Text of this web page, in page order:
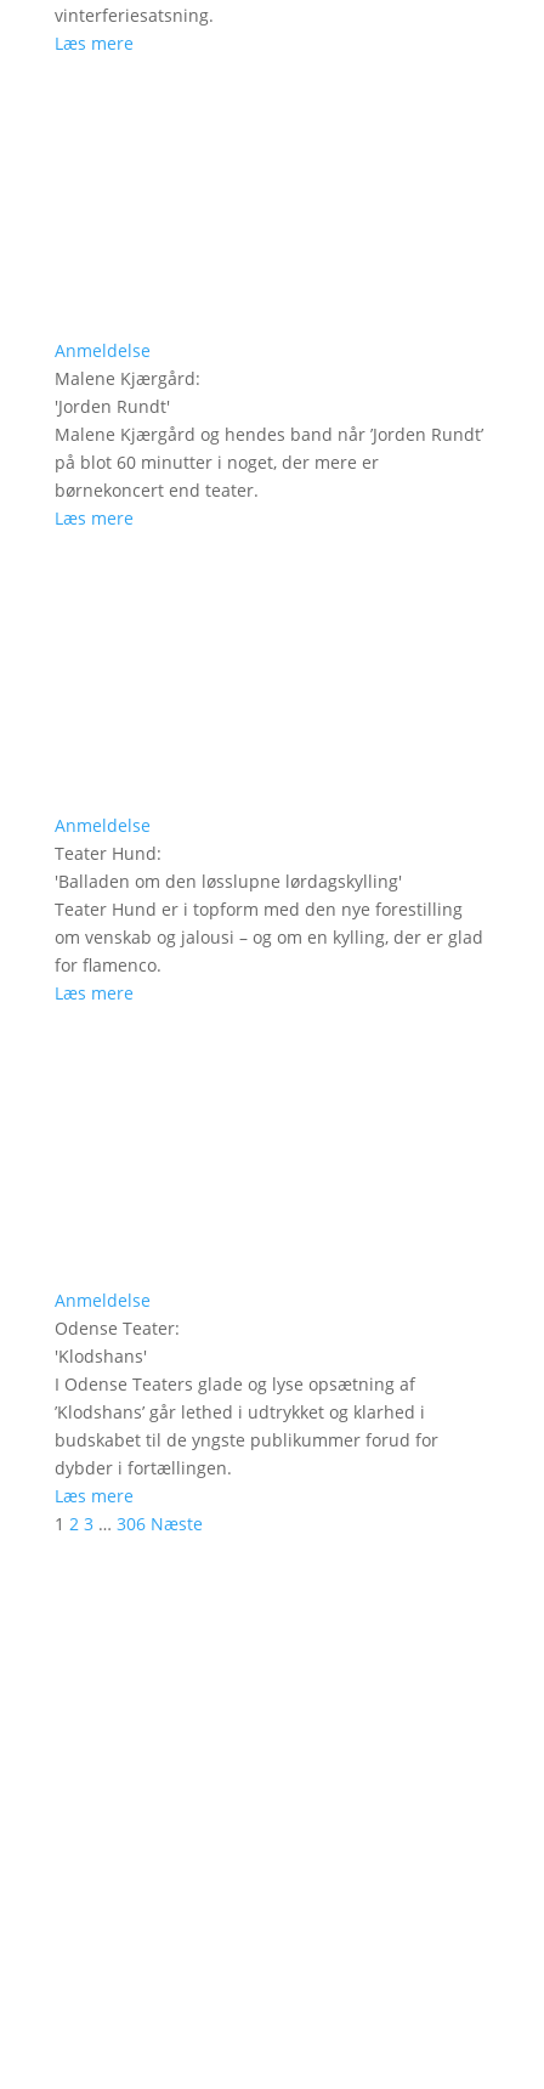
vinterferiesatsning.
Læs mere
Anmeldelse
Malene Kjærgård:
'Jorden Rundt'
Malene Kjærgård og hendes band når ’Jorden Rundt’
på blot 60 minutter i noget, der mere er
børnekoncert end teater.
Læs mere
Anmeldelse
Teater Hund:
'Balladen om den løsslupne lørdagskylling'
Teater Hund er i topform med den nye forestilling
om venskab og jalousi – og om en kylling, der er glad
for flamenco.
Læs mere
Anmeldelse
Odense Teater:
'Klodshans'
I Odense Teaters glade og lyse opsætning af
’Klodshans’ går lethed i udtrykket og klarhed i
budskabet til de yngste publikummer forud for
dybder i fortællingen.
Læs mere
1 2 3 … 306 Næste